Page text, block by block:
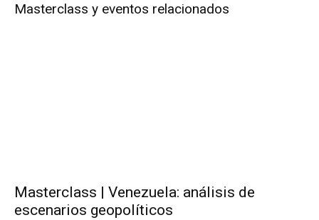
Masterclass y eventos relacionados
Masterclass | Venezuela: análisis de
escenarios geopolíticos